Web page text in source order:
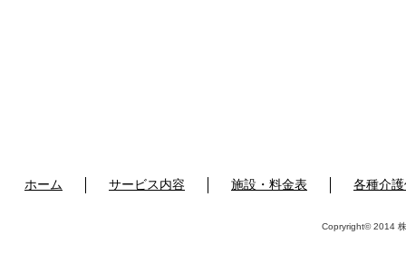
ホーム サービス内容 施設・料金表 各種介
Copryright© 2014